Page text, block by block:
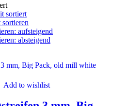
sortiert
aufsteigend
absteigend
Add to wishlist